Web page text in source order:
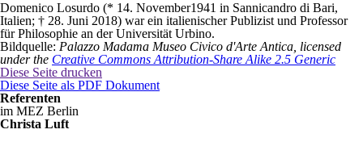
Domenico Losurdo (* 14. November1941 in Sannicandro di Bari,
Italien; † 28. Juni 2018) war ein italienischer Publizist und Professor
für Philosophie an der Universität Urbino.
Bildquelle: Palazzo Madama Museo Civico d'Arte Antica, licensed
under the Creative Commons Attribution-Share Alike 2.5 Generic
Diese Seite drucken
Diese Seite als PDF Dokument
Referenten
im MEZ Berlin
Christa Luft